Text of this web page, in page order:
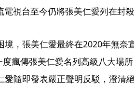
視台至今仍將張美仁愛列在封殺
境，張美仁愛最終在2020年無奈
瘋傳張美仁愛名列高級八大場
隨即發表嚴正聲明反駁，澄清絕